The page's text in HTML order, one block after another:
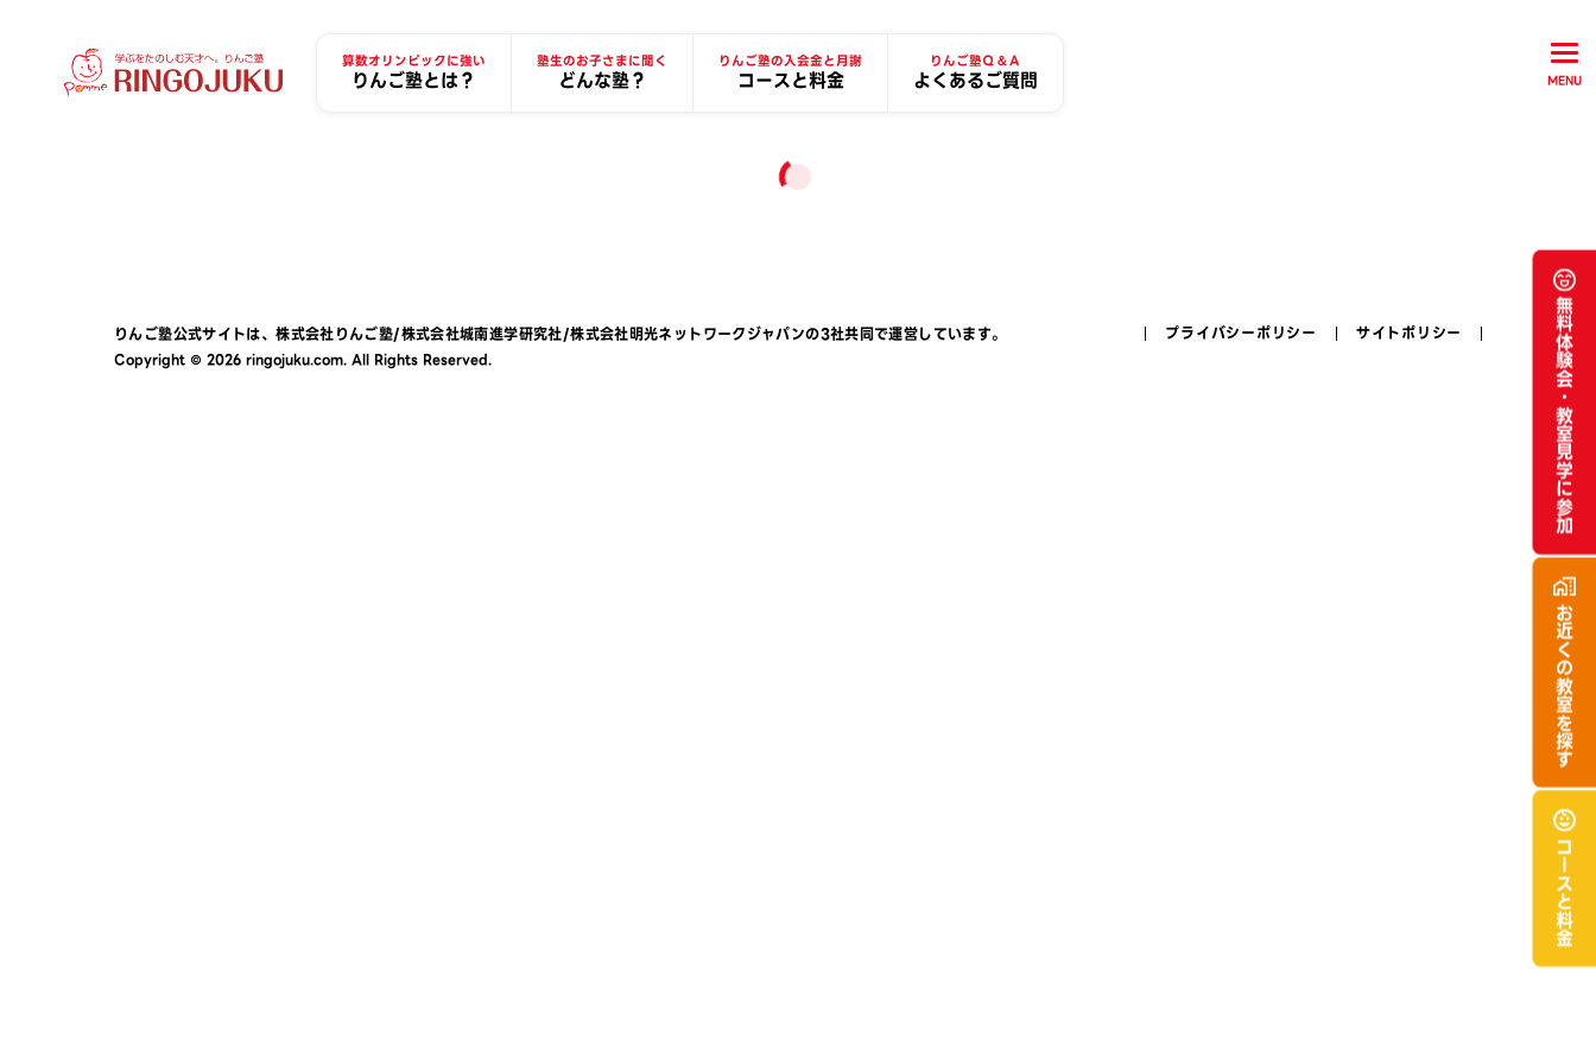
算数オリンピックに強い
りんご塾とは？
塾生のお子さまに聞く
どんな塾？
りんご塾の入会金と月謝
コースと料金
りんご塾Ｑ＆Ａ
よくあるご質問 MENU
無料体験会・
教室見学に参加
お近くの
教室を探す
コースと
料金
プライバシーポリシー サイトポリシー
りんご塾公式サイトは、株式会社りんご塾/株式会社城南進学研究社/株式会社明光ネットワークジャパンの3社共同で運営しています。
Copyright © 2026 ringojuku.com. All Rights Reserved.